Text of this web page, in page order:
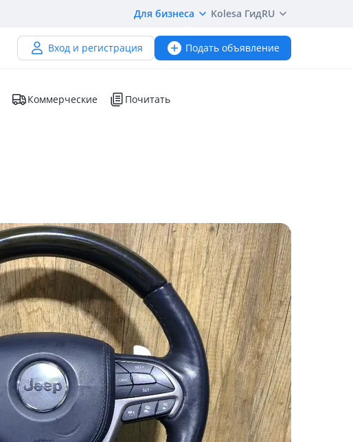
Для бизнеса Kolesa ГидRU
Вход и регистрация Подать объявление
Коммерческие Почитать